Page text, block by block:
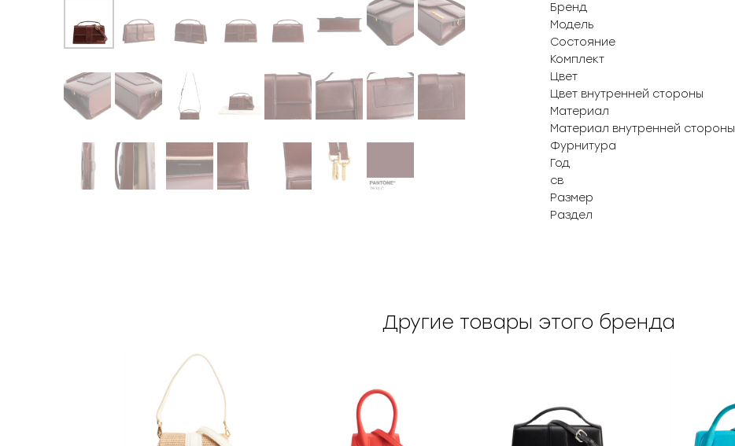
Бренд
Модель
Состояние
Комплект
Цвет
Цвет внутренней стороны
Материал
Материал внутренней стороны
Фурнитура
Год
св
Размер
Раздел
Другие товары этого бренда